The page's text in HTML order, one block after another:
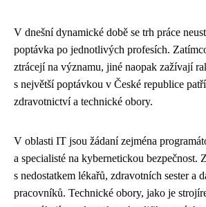
V dnešní dynamické době se trh práce
poptávka po jednotlivých profesích.
ztrácejí na významu, jiné naopak zažívají
s největší poptávkou v České republice
zdravotnictví a technické obory.
V oblasti IT jsou žádaní zejména
a specialisté na kybernetickou bezpečnost.
s nedostatkem lékařů, zdravotních sester a
pracovníků. Technické obory, jako je